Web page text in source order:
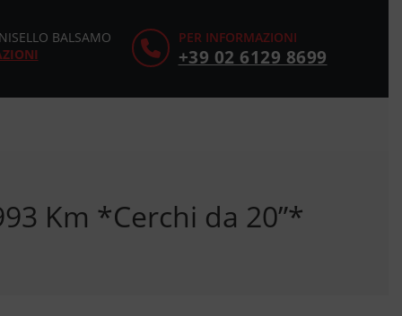
PER INFORMAZIONI
+39 02 6129 8699
BALSAMO
Km *Cerchi da 20”*